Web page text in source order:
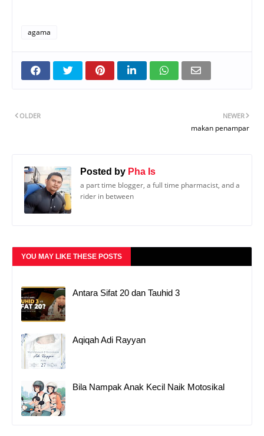
agama
NEWER
makan penampar
OLDER
Posted by Pha Is
a part time blogger, a full time pharmacist, and a
rider in between
YOU MAY LIKE THESE POSTS
Antara Sifat 20 dan Tauhid 3
Aqiqah Adi Rayyan
Bila Nampak Anak Kecil Naik Motosikal